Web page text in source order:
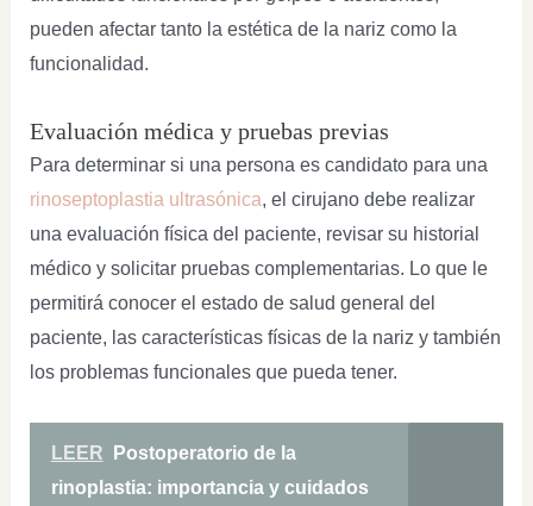
pueden afectar tanto la estética de la nariz como la
funcionalidad.
Evaluación médica y pruebas previas
Para determinar si una persona es candidato para una
rinoseptoplastia ultrasónica, el cirujano debe realizar
una evaluación física del paciente, revisar su historial
médico y solicitar pruebas complementarias. Lo que le
permitirá conocer el estado de salud general del
paciente, las características físicas de la nariz y también
los problemas funcionales que pueda tener.
LEER
Postoperatorio de la
rinoplastia: importancia y cuidados